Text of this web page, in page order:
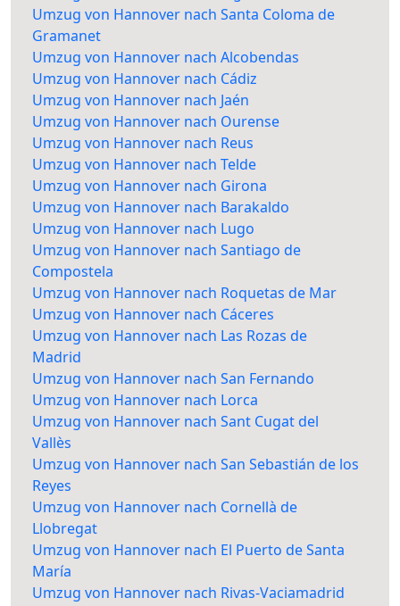
Umzug von Hannover nach Santa Coloma de
Gramanet
Umzug von Hannover nach Alcobendas
Umzug von Hannover nach Cádiz
Umzug von Hannover nach Jaén
Umzug von Hannover nach Ourense
Umzug von Hannover nach Reus
Umzug von Hannover nach Telde
Umzug von Hannover nach Girona
Umzug von Hannover nach Barakaldo
Umzug von Hannover nach Lugo
Umzug von Hannover nach Santiago de
Compostela
Umzug von Hannover nach Roquetas de Mar
Umzug von Hannover nach Cáceres
Umzug von Hannover nach Las Rozas de
Madrid
Umzug von Hannover nach San Fernando
Umzug von Hannover nach Lorca
Umzug von Hannover nach Sant Cugat del
Vallès
Umzug von Hannover nach San Sebastián de los
Reyes
Umzug von Hannover nach Cornellà de
Llobregat
Umzug von Hannover nach El Puerto de Santa
María
Umzug von Hannover nach Rivas-Vaciamadrid